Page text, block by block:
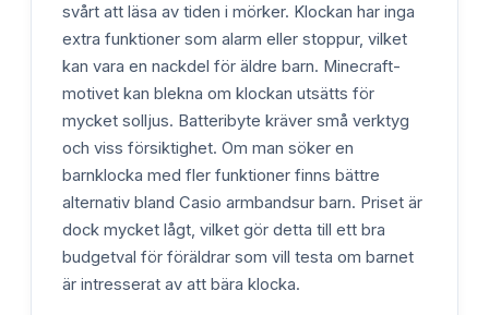
svårt att läsa av tiden i mörker. Klockan har inga
extra funktioner som alarm eller stoppur, vilket
kan vara en nackdel för äldre barn. Minecraft-
motivet kan blekna om klockan utsätts för
mycket solljus. Batteribyte kräver små verktyg
och viss försiktighet. Om man söker en
barnklocka med fler funktioner finns bättre
alternativ bland Casio armbandsur barn. Priset är
dock mycket lågt, vilket gör detta till ett bra
budgetval för föräldrar som vill testa om barnet
är intresserat av att bära klocka.